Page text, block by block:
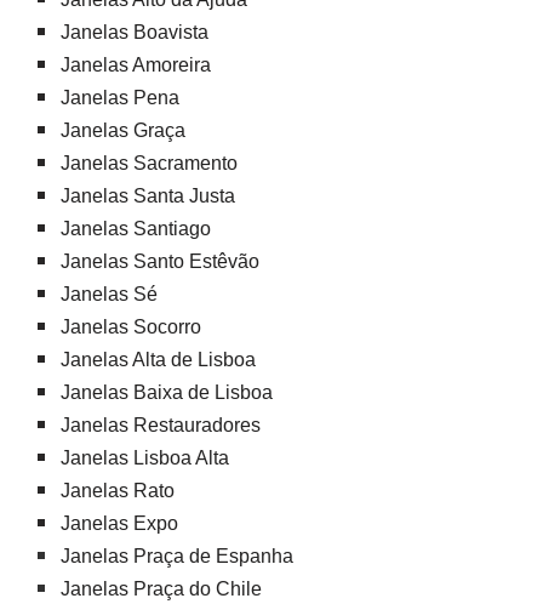
Janelas Boavista
Janelas Amoreira
Janelas Pena
Janelas Graça
Janelas Sacramento
Janelas Santa Justa
Janelas Santiago
Janelas Santo Estêvão
Janelas Sé
Janelas Socorro
Janelas Alta de Lisboa
Janelas Baixa de Lisboa
Janelas Restauradores
Janelas Lisboa Alta
Janelas Rato
Janelas Expo
Janelas Praça de Espanha
Janelas Praça do Chile